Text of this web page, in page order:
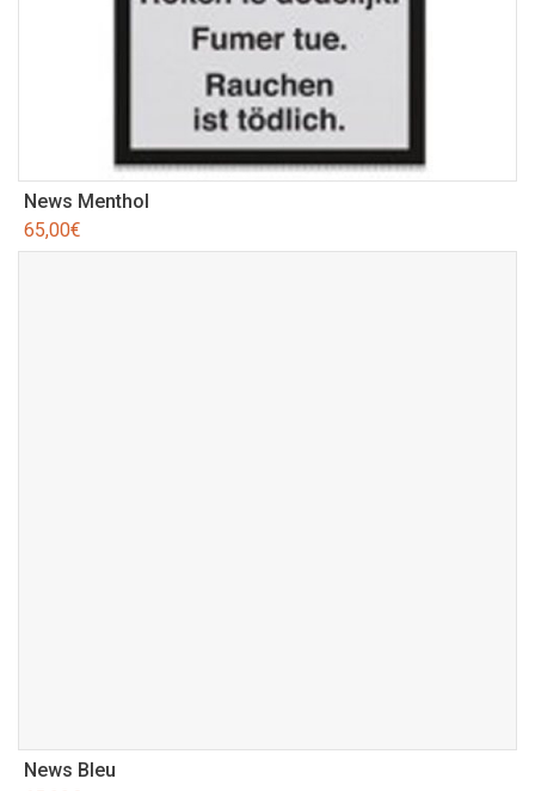
News Menthol
65,00€
News Bleu